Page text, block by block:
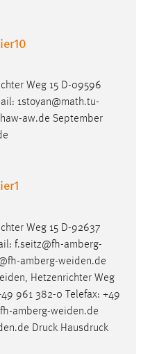
Weg 15 D-09596
: 1stoyan@math.tu-
aw.de September
Weg 15 D-92637
: f.seitz@fh-amberg-
amberg-weiden.de
Hetzenrichter Weg
961 382-0 Telefax: +49
amberg-weiden.de
Druck Hausdruck